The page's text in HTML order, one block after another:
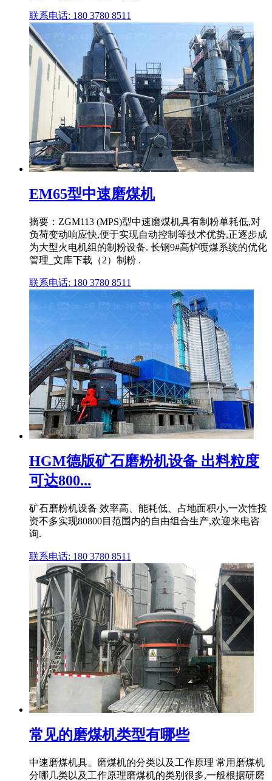
联系电话: 180 3780 8511
EM65型中速磨煤机
摘要：ZGM113 (MPS)型中速磨煤机具有制粉单耗低,对
负荷变动响应快,便于实现自动控制等技术优势,正逐步成
为大型火电机组的制粉设备. 长钢9#高炉喷煤系统的优化
管理_文库下载（2）制粉 .
联系电话: 180 3780 8511
HGM德版矿石磨粉机设备 出料粒度
可达800...
矿石磨粉机设备 效率高、能耗低、占地面积小,一次性投
资不多实现80800目范围内的自由组合生产,欢迎来电咨
询.
联系电话: 180 3780 8511
常见的磨煤机类型有哪些
中速磨煤机具。磨煤机的分类以及工作原理 常用磨煤机
分哪几类以及工作原理磨煤机的类别很多,一般根据研磨